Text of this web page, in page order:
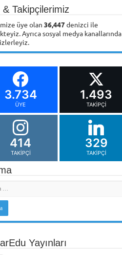
& Takipçilerimiz
üye olan 36,447denizci ile
Ayrıca sosyal medya kanallarında
3.734
ÜYE
1.493
TAKIPÇI
414
TAKIPÇI
329
TAKIPÇI
Yayınları